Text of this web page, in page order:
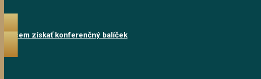
Chcem získať konferenčný balíček